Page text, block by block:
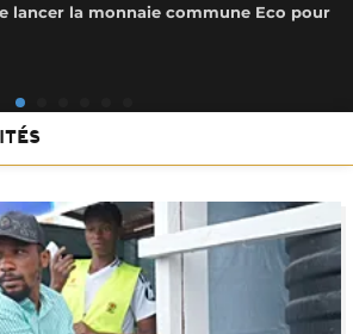
lancer la monnaie commune Eco pour